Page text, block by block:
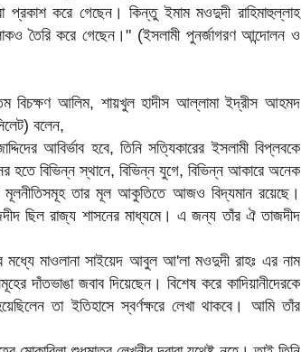
প্রকাশ করে গেছেন। কিন্তু ইমাম মওদুদী রাহিমাহুল্লাহ
তৈরি করে গেছেন।" (ইসলামী পুনর্জাগরণ আন্দোলন ও
বিচক্ষণ আলিম, শায়খুল হাদীস আল্লামা ইদ্রীস আহমদ
বলেন,
আবির্ভাব হবে, তিনি সত্যিকারের ইসলামী বিপ্লবকে
হতে বিভিন্ন স্থানে, বিভিন্ন যুগে, বিভিন্ন আকারে অনেক
মূলনীতিসমূহ তার মূল আকুতিতে আজও বিদ্যমান রয়েছে।
ছিল রাজ্য শাসনের মাধ্যমে। এ জন্য তাঁর ঐ তাজদীদ
মধ্যে মাওলানা সাইয়েদ আবুল আ'লা মওদুদী রাহঃ এর নাম
দাঁতভাঙা জবাব দিয়েছেন। বিশেষ করে কাদিয়ানীদেরকে
তা ইতিহাসে স্বর্ণক্ষরে লেখা থাকবে। আমি তাঁর